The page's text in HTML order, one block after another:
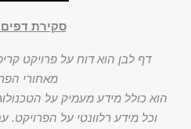
סקירת דפים
דף לבן הוא דוח על פרויקט
מאחורי
הוא כולל מידע מעמיק על
וכל מידע רלוונטי על